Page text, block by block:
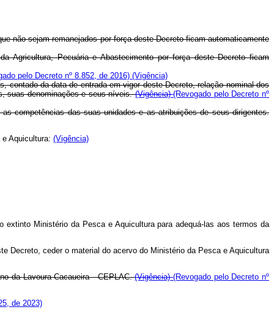
não sejam remanejados por força deste Decreto ficam automaticamente
Agricultura, Pecuária e Abastecimento por força deste Decreto ficam
pelo Decreto nº 8.852, de 2016) (Vigência)
contado da data de entrada em vigor deste Decreto, relação nominal dos
suas denominações e seus níveis.(Vigência)(Revogado pelo Decreto nº
competências das suas unidades e as atribuições de seus dirigentes.
Aquicultura: (Vigência)
Ministério da Pesca e Aquicultura para adequá-las aos termos da
Decreto, ceder o material do acervo do Ministério da Pesca e Aquicultura
da Lavoura Cacaueira - CEPLAC.(Vigência)(Revogado pelo Decreto nº
de 2023)